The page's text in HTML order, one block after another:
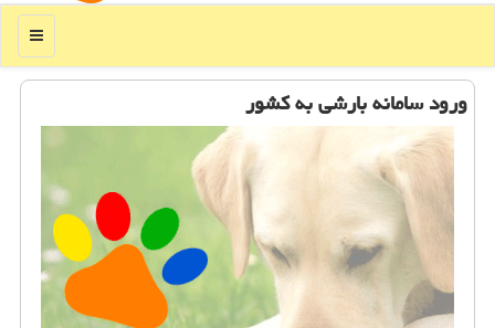
منو
ورود سامانه بارشی به كشور